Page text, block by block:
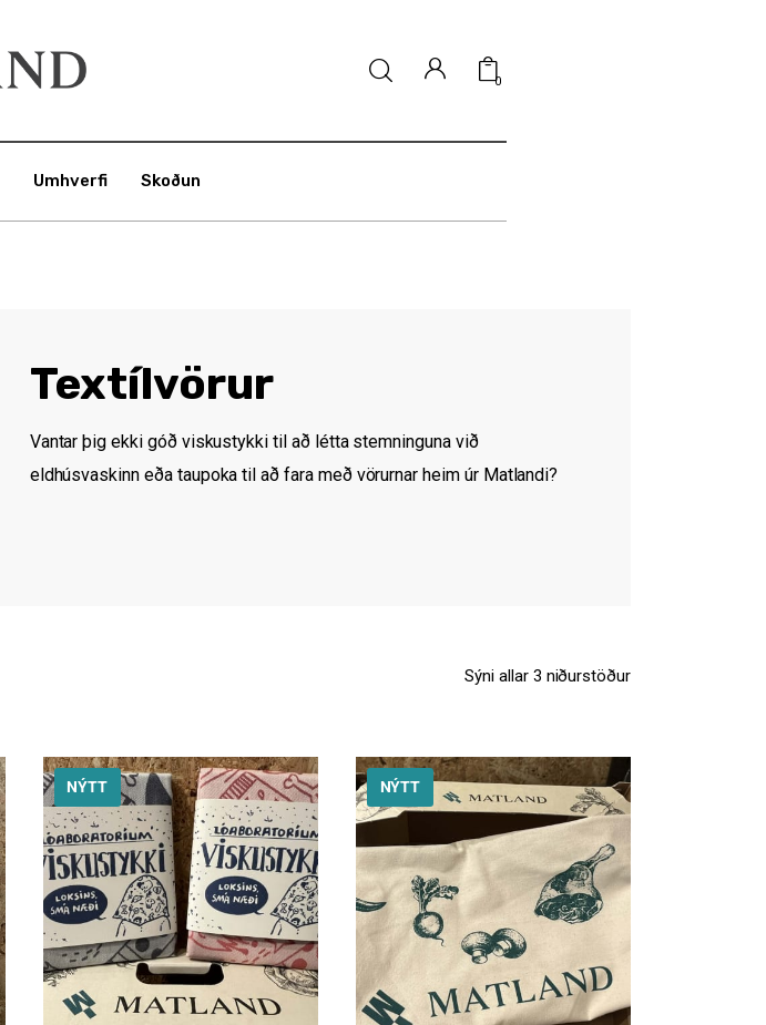
0
Umhverfi Skoðun
Textílvörur
Vantar þig ekki góð viskustykki til að létta stemninguna við
eldhúsvaskinn eða taupoka til að fara með vörurnar heim úr Matlandi?
Sýni allar 3 niðurstöður
NÝTT NÝTT